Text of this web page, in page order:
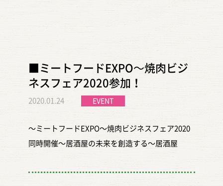
■ミートフードEXPO～焼肉ビジ
ネスフェア2020参加！
2020.01.24 EVENT
～ミートフードEXPO～焼肉ビジネスフェア2020
同時開催～居酒屋の未来を創造する～居酒屋
日（木） 10：00～17：00 会場東京会場：池袋